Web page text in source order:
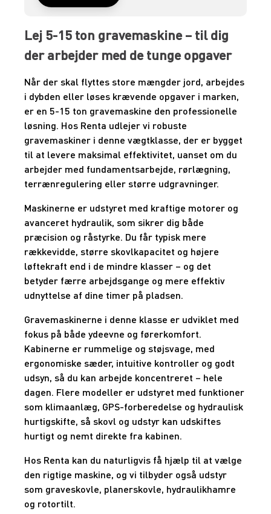
Lej 5-15 ton gravemaskine – til dig
der arbejder med de tunge opgaver
Når der skal flyttes store mængder jord, arbejdes
i dybden eller løses krævende opgaver i marken,
er en 5-15 ton gravemaskine den professionelle
løsning. Hos Renta udlejer vi robuste
gravemaskiner i denne vægtklasse, der er bygget
til at levere maksimal effektivitet, uanset om du
arbejder med fundamentsarbejde, rørlægning,
terrænregulering eller større udgravninger.
Maskinerne er udstyret med kraftige motorer og
avanceret hydraulik, som sikrer dig både
præcision og råstyrke. Du får typisk mere
rækkevidde, større skovlkapacitet og højere
løftekraft end i de mindre klasser – og det
betyder færre arbejdsgange og mere effektiv
udnyttelse af dine timer på pladsen.
Gravemaskinerne i denne klasse er udviklet med
fokus på både ydeevne og førerkomfort.
Kabinerne er rummelige og støjsvage, med
ergonomiske sæder, intuitive kontroller og godt
udsyn, så du kan arbejde koncentreret – hele
dagen. Flere modeller er udstyret med funktioner
som klimaanlæg, GPS-forberedelse og hydraulisk
hurtigskifte, så skovl og udstyr kan udskiftes
hurtigt og nemt direkte fra kabinen.
Hos Renta kan du naturligvis få hjælp til at vælge
den rigtige maskine, og vi tilbyder også udstyr
som graveskovle, planerskovle, hydraulikhamre
og rotortilt.